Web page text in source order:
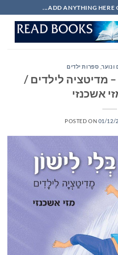
ADD ANYTHING HERE
ונוער, ספרות ילדים
מדיטציה לילדים /
אשכנזי
POSTED ON 01/12/